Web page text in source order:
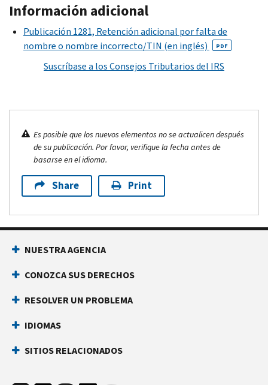
Información adicional
Publicación 1281, Retención adicional por falta de
nombre o nombre incorrecto/TIN (en inglés)
PDF
Suscríbase a los Consejos Tributarios del IRS
Es posible que los nuevos elementos no se actualicen después
de su publicación. Por favor, verifique la fecha antes de
basarse en el idioma.
Share Print
NUESTRA AGENCIA
CONOZCA SUS DERECHOS
RESOLVER UN PROBLEMA
IDIOMAS
SITIOS RELACIONADOS